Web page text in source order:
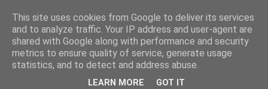
uddevallabloggen.se
med stort och smått från Uddevallas horisont
This site uses cookies from Google to deliver its services
and to analyze traffic. Your IP address and user-agent are
shared with Google along with performance and security
metrics to ensure quality of service, generate usage
statistics, and to detect and address abuse.
LEARN MORE GOT IT